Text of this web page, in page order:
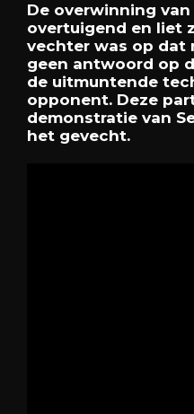
De overwinning van
overtuigend en liet
vechter was op dat
geen antwoord op
de uitmuntende
opponent. Deze
demonstratie van
het gevecht.